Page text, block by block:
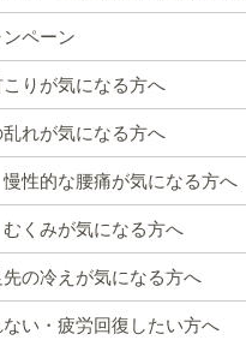
ペーン
こりが気になる方へ
乱れが気になる方へ
慢性的な腰痛が気になる方へ
むくみが気になる方へ
の冷えが気になる方へ
い・疲労回復したい方へ